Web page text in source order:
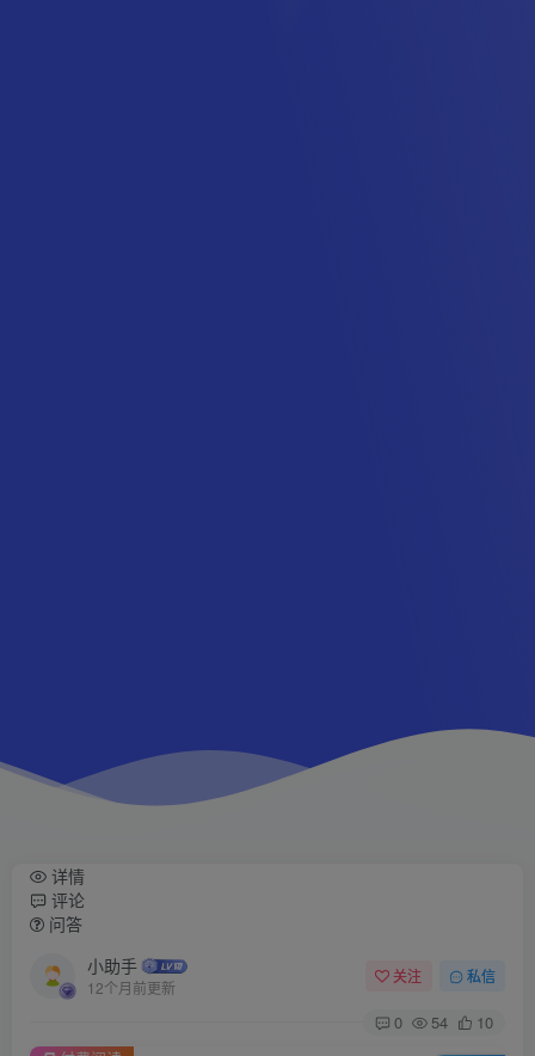
详情
评论
问答
小助手
12个月前更新
关注 私信
0 54
10